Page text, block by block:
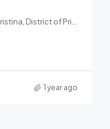
Tophane, Pristina, Municipality of Pristina, District of Prishtina, Kosovo
1 year ago